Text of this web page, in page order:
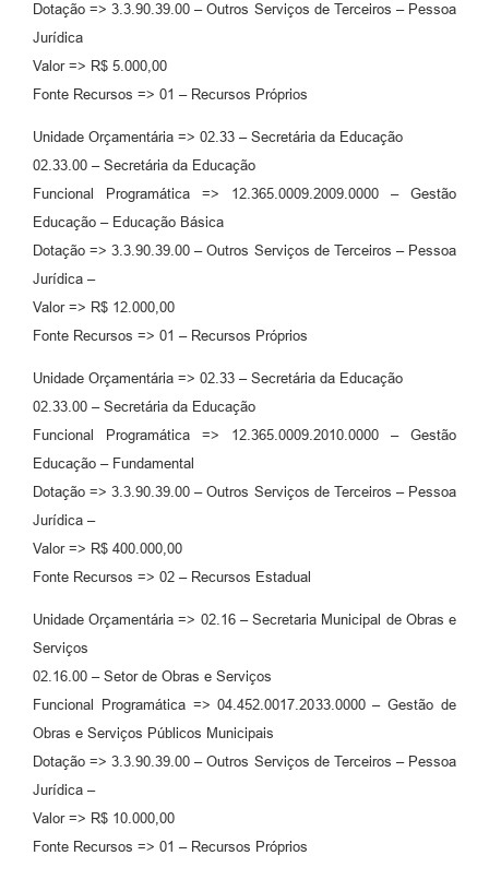
Dotação => 3.3.90.39.00 – Outros Serviços de Terceiros – Pessoa
Jurídica
Valor => R$ 5.000,00
Fonte Recursos => 01 – Recursos Próprios
Unidade Orçamentária => 02.33 – Secretária da Educação
02.33.00 – Secretária da Educação
Funcional Programática => 12.365.0009.2009.0000 – Gestão
Educação – Educação Básica
Dotação => 3.3.90.39.00 – Outros Serviços de Terceiros – Pessoa
Jurídica –
Valor => R$ 12.000,00
Fonte Recursos => 01 – Recursos Próprios
Unidade Orçamentária => 02.33 – Secretária da Educação
02.33.00 – Secretária da Educação
Funcional Programática => 12.365.0009.2010.0000 – Gestão
Educação – Fundamental
Dotação => 3.3.90.39.00 – Outros Serviços de Terceiros – Pessoa
Jurídica –
Valor => R$ 400.000,00
Fonte Recursos => 02 – Recursos Estadual
Unidade Orçamentária => 02.16 – Secretaria Municipal de Obras e
Serviços
02.16.00 – Setor de Obras e Serviços
Funcional Programática => 04.452.0017.2033.0000 – Gestão de
Obras e Serviços Públicos Municipais
Dotação => 3.3.90.39.00 – Outros Serviços de Terceiros – Pessoa
Jurídica –
Valor => R$ 10.000,00
Fonte Recursos => 01 – Recursos Próprios